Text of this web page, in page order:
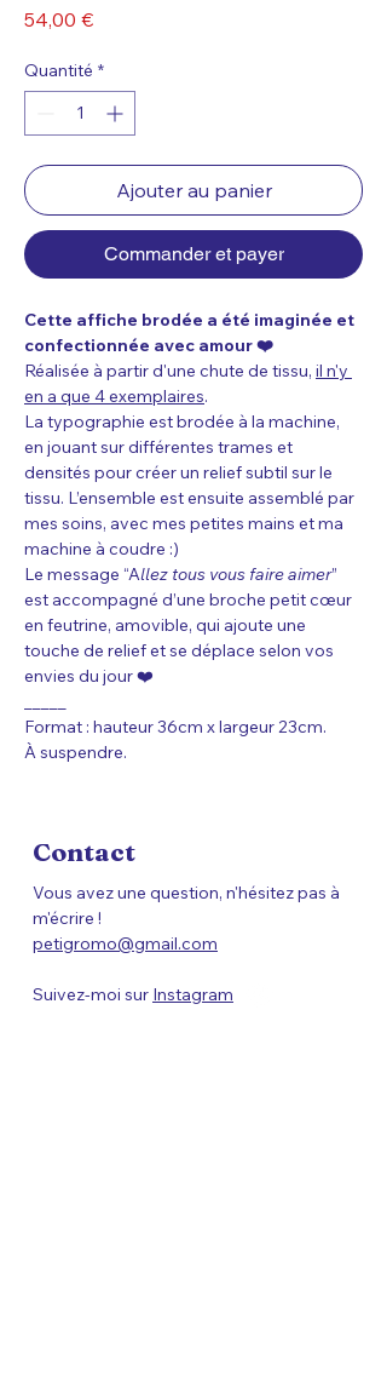
54,00 €Prix
Quantité *
Ajouter au panier
Commander et payer
Cette affiche brodée a été imaginée et
confectionnée avec amour ❤️
Réalisée à partir d'une chute de tissu, il n'y
en a que 4 exemplaires.
La typographie est brodée à la machine,
en jouant sur différentes trames et
densités pour créer un relief subtil sur le
tissu. L’ensemble est ensuite assemblé par
mes soins, avec mes petites mains et ma
machine à coudre :)
Le message “Allez tous vous faire aimer”
est accompagné d’une broche petit cœur
en feutrine, amovible, qui ajoute une
touche de relief et se déplace selon vos
envies du jour ❤️
Format : hauteur 36cm x largeur 23cm.
À suspendre.
Contact
Vous avez une question, n'hésitez pas à
m'écrire !
petigromo@gmail.com
Suivez-moi sur Instagram